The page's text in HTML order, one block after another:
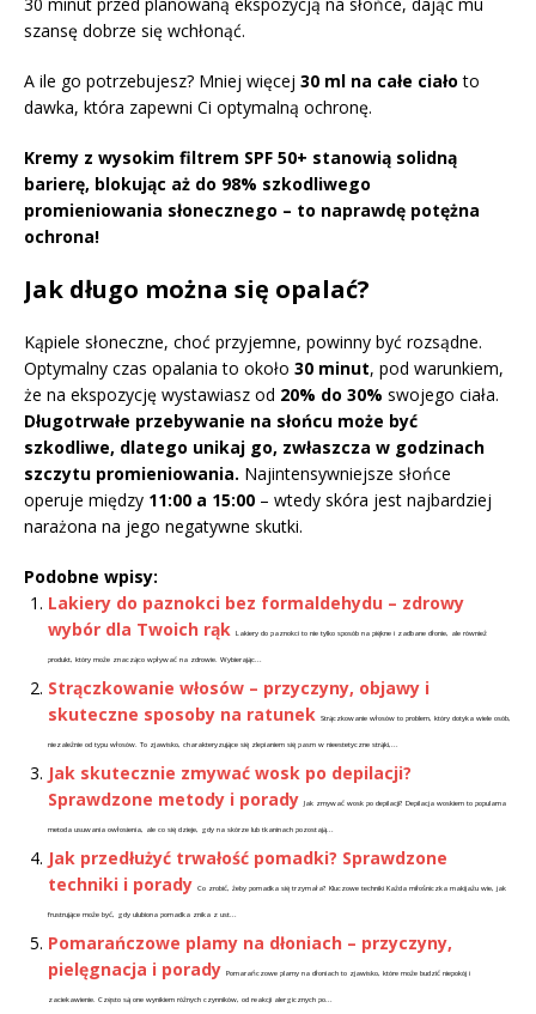
szansę dobrze się wchłonąć.
A ile go potrzebujesz? Mniej więcej 30 ml na całe ciało to
dawka, która zapewni Ci optymalną ochronę.
Kremy z wysokim filtrem SPF 50+ stanowią solidną
barierę, blokując aż do 98% szkodliwego
promieniowania słonecznego – to naprawdę potężna
ochrona!
Jak długo można się opalać?
Kąpiele słoneczne, choć przyjemne, powinny być rozsądne.
Optymalny czas opalania to około 30 minut, pod warunkiem,
że na ekspozycję wystawiasz od 20% do 30% swojego ciała.
Długotrwałe przebywanie na słońcu może być
szkodliwe, dlatego unikaj go, zwłaszcza w godzinach
szczytu promieniowania. Najintensywniejsze słońce
operuje między 11:00 a 15:00 – wtedy skóra jest najbardziej
narażona na jego negatywne skutki.
Podobne wpisy:
Lakiery do paznokci bez formaldehydu – zdrowy
wybór dla Twoich rąk
Lakiery do paznokci to nie tylko sposób na piękne i zadbane dłonie, ale również
produkt, który może znacząco wpływać na zdrowie. Wybierając...
Strączkowanie włosów – przyczyny, objawy i
skuteczne sposoby na ratunek
Strączkowanie włosów to problem, który dotyka wiele osób,
niezależnie od typu włosów. To zjawisko, charakteryzujące się zlepianiem się pasm w nieestetyczne strąki,...
Jak skutecznie zmywać wosk po depilacji?
Sprawdzone metody i porady Jak zmywać wosk po depilacji? Depilacja woskiem to popularna
metoda usuwania owłosienia, ale co się dzieje, gdy na skórze lub tkaninach pozostają...
Jak przedłużyć trwałość pomadki? Sprawdzone
techniki i porady Co zrobić, żeby pomadka się trzymała? Kluczowe techniki Każda miłośniczka makijażu wie, jak
frustrujące może być, gdy ulubiona pomadka znika z ust...
Pomarańczowe plamy na dłoniach – przyczyny,
pielęgnacja i porady Pomarańczowe plamy na dłoniach to zjawisko, które może budzić niepokój i
zaciekawienie. Często są one wynikiem różnych czynników, od reakcji alergicznych po...